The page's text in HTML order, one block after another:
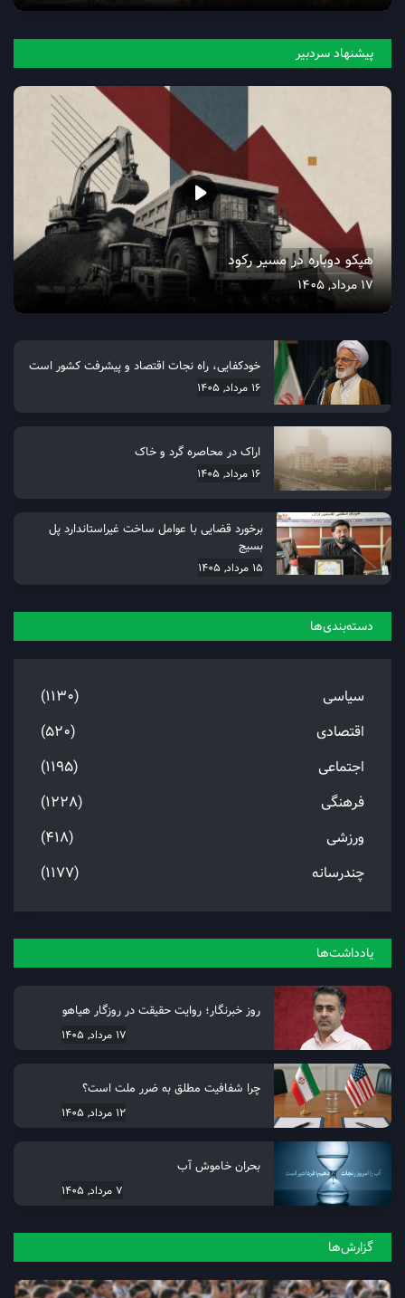
پیشنهاد سردبیر
هپکو دوباره در مسیر رکود
17 مرداد, 1405
خودکفایی، راه نجات اقتصاد و پیشرفت کشور است
16 مرداد, 1405
اراک در محاصره گرد و خاک
16 مرداد, 1405
برخورد قضایی با عوامل ساخت غیراستاندارد پل
بسیج
15 مرداد, 1405
دسته‌بندی‌ها
سیاسی
(1130)
اقتصادی
(520)
اجتماعی
(1195)
فرهنگی
(1228)
ورزشی
(418)
چندرسانه
(1177)
یادداشت‌ها
روز خبرنگار؛ روایت حقیقت در روزگار هیاهو
17 مرداد, 1405
چرا شفافیت مطلق به ضرر ملت است؟
12 مرداد, 1405
بحران خاموش آب
7 مرداد, 1405
گزارش‌ها